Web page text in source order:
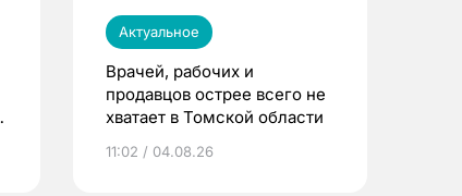
Актуальное
Врачей, рабочих и
продавцов острее всего не
хватает в Томской области
11:02 / 04.08.26